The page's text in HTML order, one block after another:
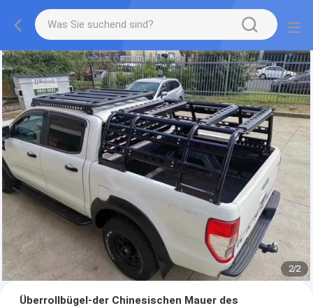
2/2
Überrollbügel-der Chinesischen Mauer des